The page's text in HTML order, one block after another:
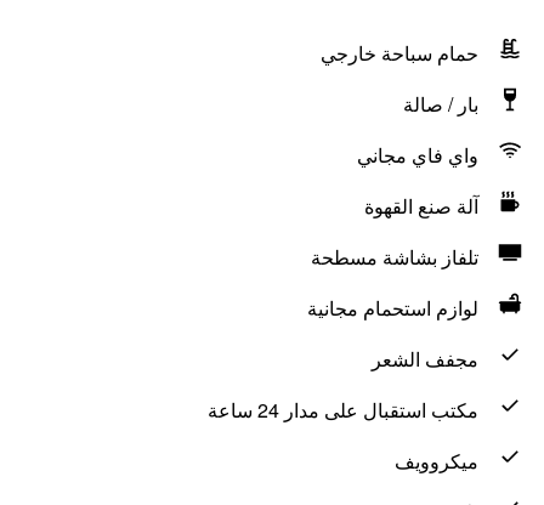
حمام سباحة خارجي
بار / صالة
واي فاي مجاني
آلة صنع القهوة
تلفاز بشاشة مسطحة
لوازم استحمام مجانية
مجفف الشعر
مكتب استقبال على مدار 24 ساعة
ميكروويف